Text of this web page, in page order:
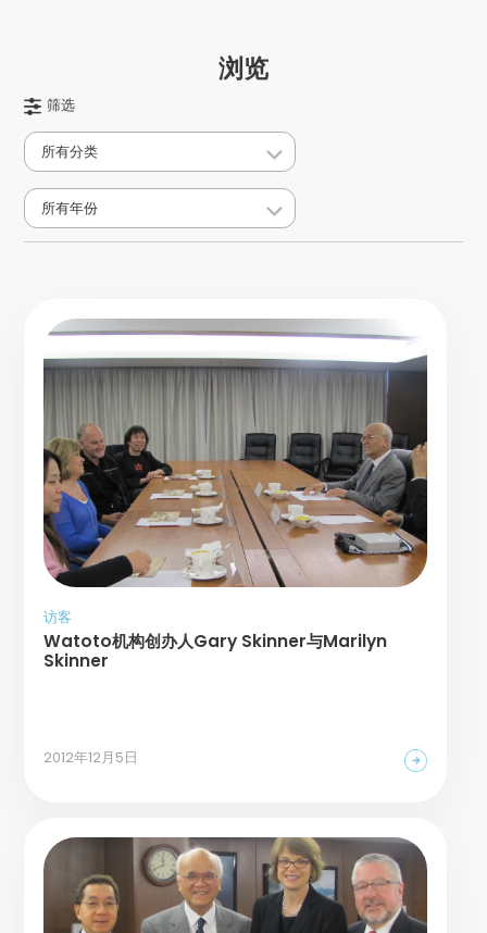
浏览
筛选
所有分类
所有年份
访客
Watoto机构创办人Gary Skinner与Marilyn
Skinner
2012年12月5日